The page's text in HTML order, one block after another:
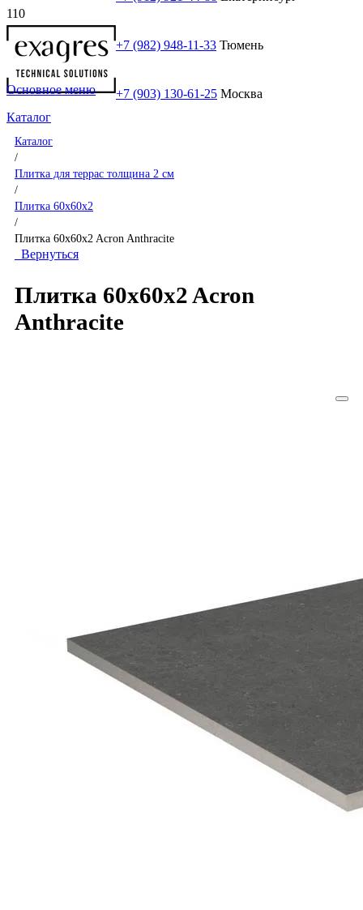
+7 (982) 948-11-33 Тюмень
+7 (903) 130-61-25 Москва
Основное меню
Каталог
Каталог
/
Плитка для террас толщина 2 см
/
Плитка 60x60x2
/
Плитка 60x60x2 Acron Anthracite
Вернуться
Плитка 60x60x2 Acron
Anthracite